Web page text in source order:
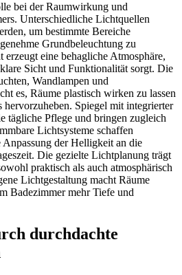
bei der Raumwirkung und
Unterschiedliche Lichtquellen
um bestimmte Bereiche
Grundbeleuchtung zu
eine behagliche Atmosphäre,
Sicht und Funktionalität sorgt. Die
Wandlampen und
es, Räume plastisch wirken zu lassen
Spiegel mit integrierter
tägliche Pflege und bringen zugleich
Lichtsysteme schaffen
der Helligkeit an die
Die gezielte Lichtplanung trägt
praktisch als auch atmosphärisch
Lichtgestaltung macht Räume
Badezimmer mehr Tiefe und
durchdachte